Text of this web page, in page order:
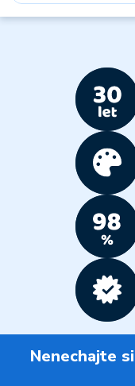
Nenechajte